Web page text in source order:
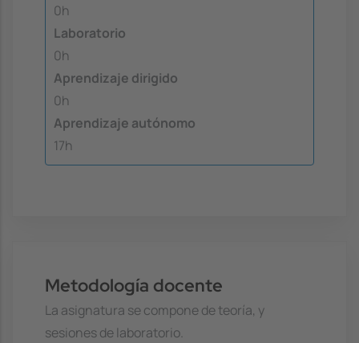
0h
Laboratorio
0h
Aprendizaje dirigido
0h
Aprendizaje autónomo
17h
Metodología docente
La asignatura se compone de teoría, y
sesiones de laboratorio.